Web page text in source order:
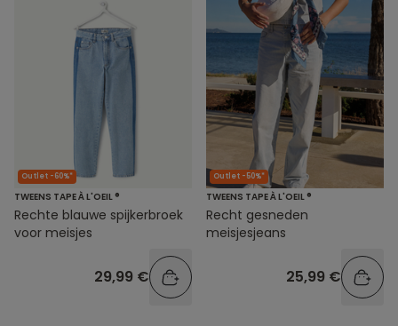
Outlet -60%*
TWEENS TAPE À L'OEIL ®
Rechte blauwe spijkerbroek
voor meisjes
29,99 €
Outlet -50%*
TWEENS TAPE À L'OEIL ®
Recht gesneden
meisjesjeans
25,99 €